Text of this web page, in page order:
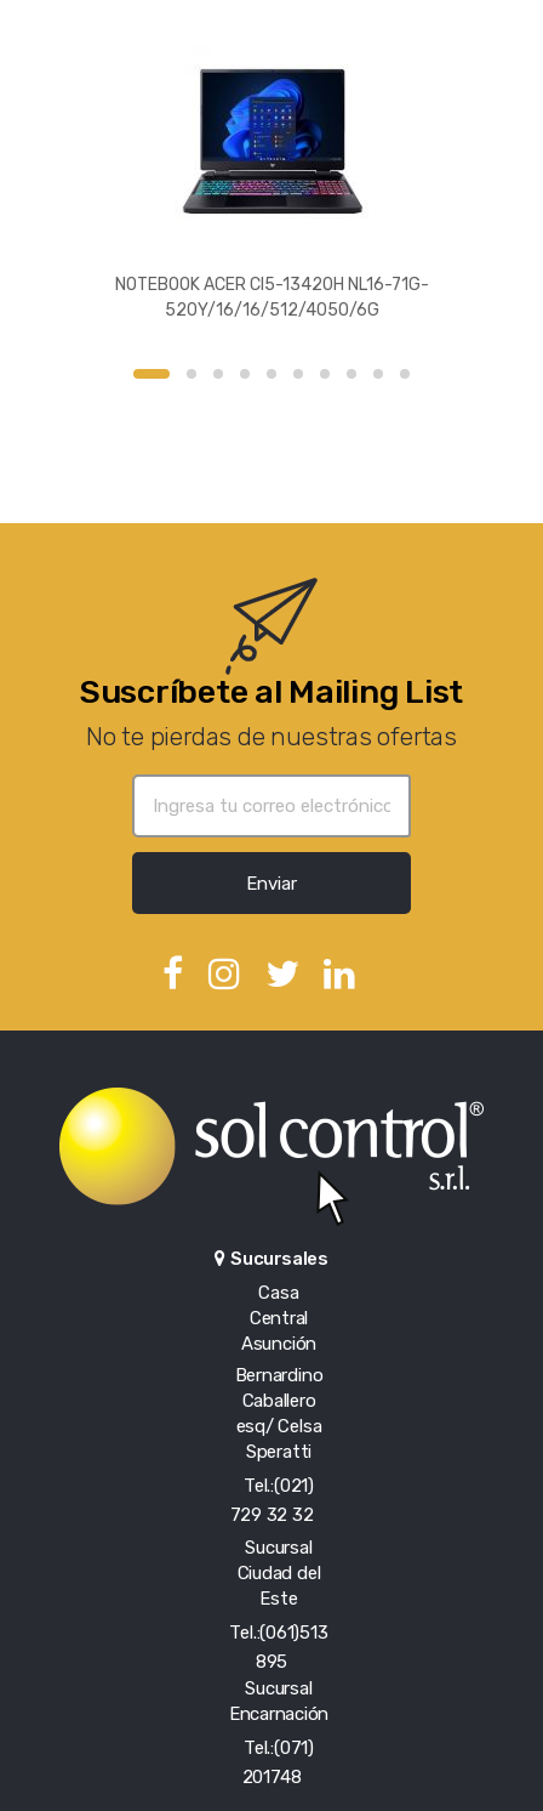
NOTEBOOK ACER CI5-13420H NL16-71G-
520Y/16/16/512/4050/6G
Suscríbete al Mailing List
No te pierdas de nuestras ofertas
Enviar
Sucursales
Casa
Central
Asunción
Bernardino
Caballero
esq/ Celsa
Speratti
Tel.:(021)
729 32 32
Sucursal
Ciudad del
Este
Tel.:(061)513
895
Sucursal
Encarnación
Tel.:(071)
201748